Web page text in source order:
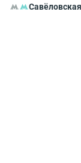
Савёловская